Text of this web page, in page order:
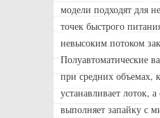
модели подходят для
точек быстрого
невысоким потоком
Полуавтоматические
при средних объемах,
устанавливает лоток,
выполняет запайку с